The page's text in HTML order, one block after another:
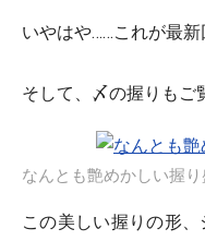
いやはや……これが最新
そして、〆の握りもご
なんとも艶めかしい握
この美しい握りの形、